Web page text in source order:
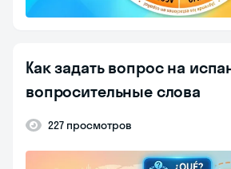
Как задать вопрос на
вопросительные слова
227 просмотров